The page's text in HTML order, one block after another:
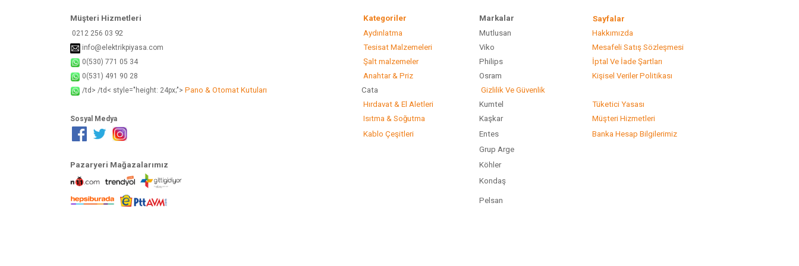
Müşteri Hizmetleri Kategoriler Markalar Sayfalar
0212 256 03 92 Aydınlatma Mutlusan Hakkımızda
info@elektrikpiyasa.com Tesisat Malzemeleri Viko Mesafeli Satış Sözleşmesi
0(530) 771 05 34 Şalt malzemeler Philips İptal Ve İade Şartları
0(531) 491 90 28 Anahtar & Priz Osram Kişisel Veriler Politikası
/td> /td< style="height: 24px;"> Pano & Otomat Kutuları Cata
Gizlilik Ve Güvenlik
Hırdavat & El Aletleri
Kumtel Tüketici Yasası
Sosyal Medya Isıtma & Soğutma Kaşkar
Müşteri Hizmetleri
Kablo Çeşitleri
Entes
Banka Hesap Bilgilerimiz
Grup Arge
Pazaryeri Mağazalarımız
Köhler
Kondaş
Pelsan